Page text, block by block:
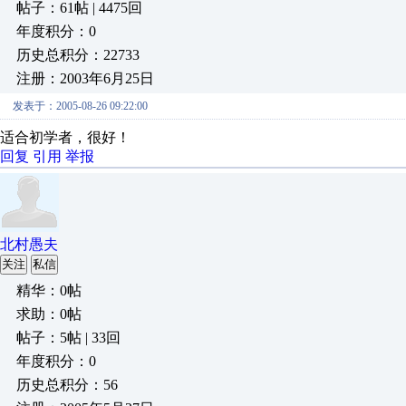
帖子：61帖 | 4475回
年度积分：0
历史总积分：22733
注册：2003年6月25日
发表于：2005-08-26 09:22:00
适合初学者，很好！
回复 引用 举报
北村愚夫
关注 私信
精华：0帖
求助：0帖
帖子：5帖 | 33回
年度积分：0
历史总积分：56